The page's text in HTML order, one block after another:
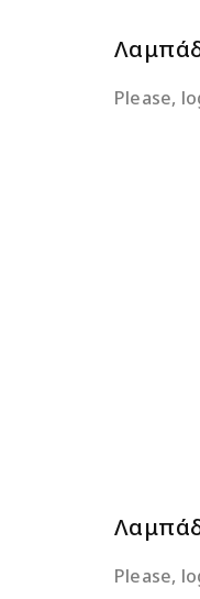
Please,
Please,